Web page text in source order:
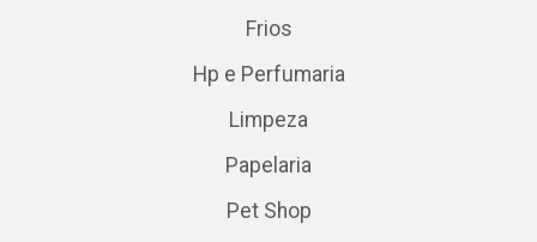
Frios
Hp e Perfumaria
Limpeza
Papelaria
Pet Shop